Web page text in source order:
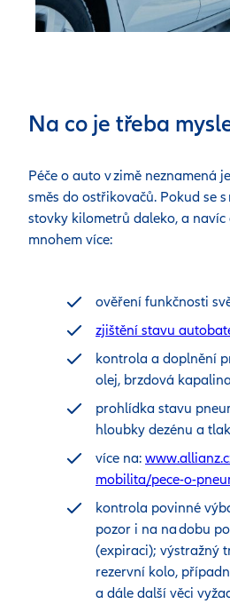
Na co je třeba
Péče o auto v zimě neznamená
směs do ostřikovačů. Pokud se
stovky kilometrů daleko, a
mnohem více:
ověření funkčnosti
zjištění stavu
kontrola a doplnění
olej, brzdová
prohlídka stavu
hloubky dezénu a
více na:
mobilita/pece-o-
kontrola povinné
pozor i na na dobu
(expiraci); výstražný
rezervní kolo,
a dále další věci